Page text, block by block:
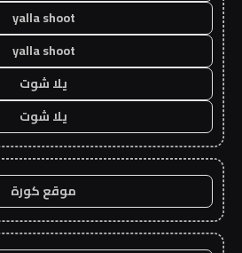
yalla shoot
yalla shoot
يلا شوت
يلا شوت
موقع كورة